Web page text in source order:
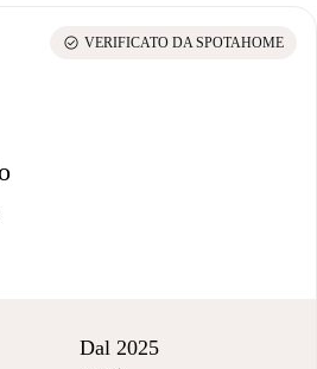
check_circle VERIFICATO DA SPOTAHOME
Dal 2025